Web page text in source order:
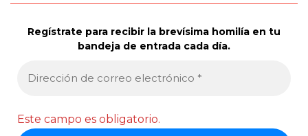
Regístrate para recibir la brevísima homilía en tu
bandeja de entrada cada día.
Este campo es obligatorio.